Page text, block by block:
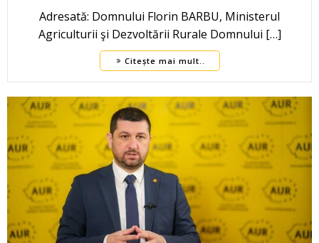
Adresată: Domnului Florin BARBU, Ministerul
Agriculturii şi Dezvoltării Rurale Domnului […]
Citește mai mult..